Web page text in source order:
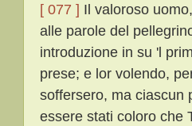
[ 077 ] Il valoroso
alle parole del
introduzione in su 'l
prese; e lor volendo,
soffersero, ma ciascun
essere stati coloro che